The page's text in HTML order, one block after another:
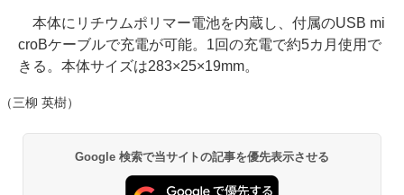
本体にリチウムポリマー電池を内蔵し、付属のUSB mi
croBケーブルで充電が可能。1回の充電で約5カ月使用で
きる。本体サイズは283×25×19mm。
（三柳 英樹）
Google 検索で当サイトの記事を優先表示させる